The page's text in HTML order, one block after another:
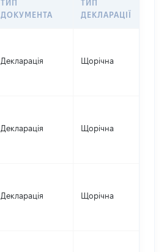
ТИП
ДОКУМЕНТА
ТИП
ДЕКЛАРАЦІЇ
Декларація Щорічна
Декларація Щорічна
Декларація Щорічна